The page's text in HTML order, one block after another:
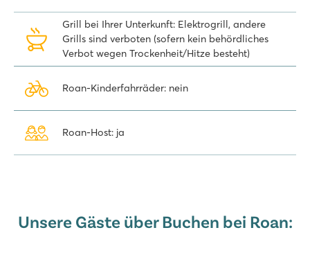
Grill bei Ihrer Unterkunft: Elektrogrill, andere
Grills sind verboten (sofern kein behördliches
Verbot wegen Trockenheit/Hitze besteht)
Roan-Kinderfahrräder: nein
Roan-Host: ja
Unsere Gäste über Buchen bei Roan: